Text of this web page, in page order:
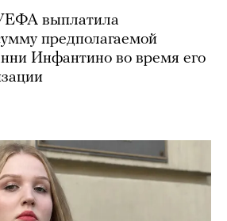
выплатила
предполагаемой
Инфантино во время его